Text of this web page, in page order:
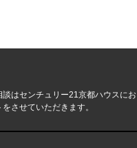
はセンチュリー21京都ハウスにお
させていただきます。